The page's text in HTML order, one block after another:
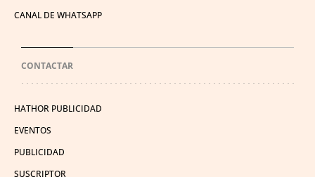
CANAL DE WHATSAPP
CONTACTAR
HATHOR PUBLICIDAD
EVENTOS
PUBLICIDAD
SUSCRIPTOR